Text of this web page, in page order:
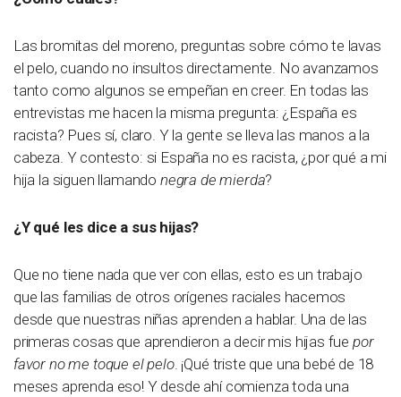
Las bromitas del moreno, preguntas sobre cómo te lavas
el pelo, cuando no insultos directamente. No avanzamos
tanto como algunos se empeñan en creer. En todas las
entrevistas me hacen la misma pregunta: ¿España es
racista? Pues sí, claro. Y la gente se lleva las manos a la
cabeza. Y contesto: si España no es racista, ¿por qué a mi
hija la siguen llamando negra de mierda?
¿Y qué les dice a sus hijas?
Que no tiene nada que ver con ellas, esto es un trabajo
que las familias de otros orígenes raciales hacemos
desde que nuestras niñas aprenden a hablar. Una de las
primeras cosas que aprendieron a decir mis hijas fue por
favor no me toque el pelo. ¡Qué triste que una bebé de 18
meses aprenda eso! Y desde ahí comienza toda una